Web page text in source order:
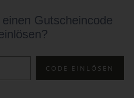
Gutscheincode